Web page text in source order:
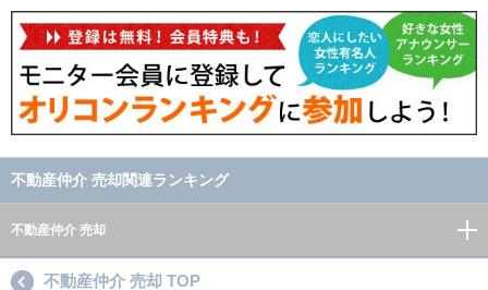
不動産仲介 売却関連ランキング
不動産仲介 売却
不動産仲介 売却 TOP